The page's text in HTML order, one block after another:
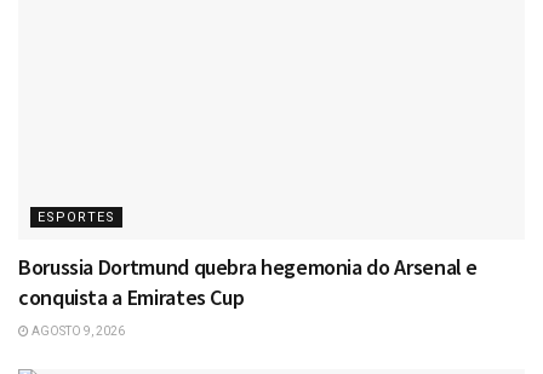
ESPORTES
Borussia Dortmund quebra hegemonia do Arsenal e
conquista a Emirates Cup
AGOSTO 9, 2026